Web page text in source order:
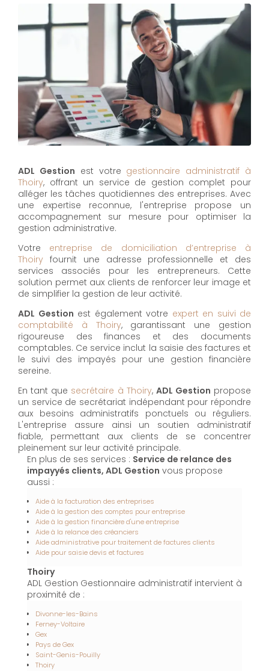
ADL Gestion est votre gestionnaire administratif à
Thoiry, offrant un service de gestion complet pour
alléger les tâches quotidiennes des entreprises. Avec
une expertise reconnue, l'entreprise propose un
accompagnement sur mesure pour optimiser la
gestion administrative.
Votre entreprise de domiciliation d’entreprise à
Thoiry fournit une adresse professionnelle et des
services associés pour les entrepreneurs. Cette
solution permet aux clients de renforcer leur image et
de simplifier la gestion de leur activité.
ADL Gestion est également votre expert en suivi de
comptabilité à Thoiry, garantissant une gestion
rigoureuse des finances et des documents
comptables. Ce service inclut la saisie des factures et
le suivi des impayés pour une gestion financière
sereine.
En tant que secrétaire à Thoiry, ADL Gestion propose
un service de secrétariat indépendant pour répondre
aux besoins administratifs ponctuels ou réguliers.
L'entreprise assure ainsi un soutien administratif
fiable, permettant aux clients de se concentrer
pleinement sur leur activité principale.
En plus de ses services : Service de relance des
impayyés clients, ADL Gestion vous propose
aussi :
Aide à la facturation des entreprises
Aide à la gestion des comptes pour entreprise
Aide à la gestion financière d'une entreprise
Aide à la relance des créanciers
Aide administrative pour traitement de factures clients
Aide pour saisie devis et factures
Thoiry
ADL Gestion Gestionnaire administratif intervient à
proximité de :
Divonne-les-Bains
Ferney-Voltaire
Gex
Pays de Gex
Saint-Genis-Pouilly
Thoiry